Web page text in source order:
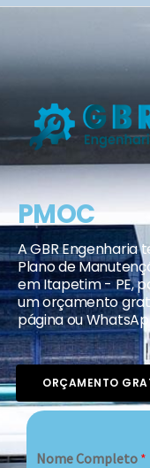
PMOC
A GBR Engenharia
Plano de
em Itapetim - PE,
um orçamento
página ou
ORÇAMENTO
Nome Completo *